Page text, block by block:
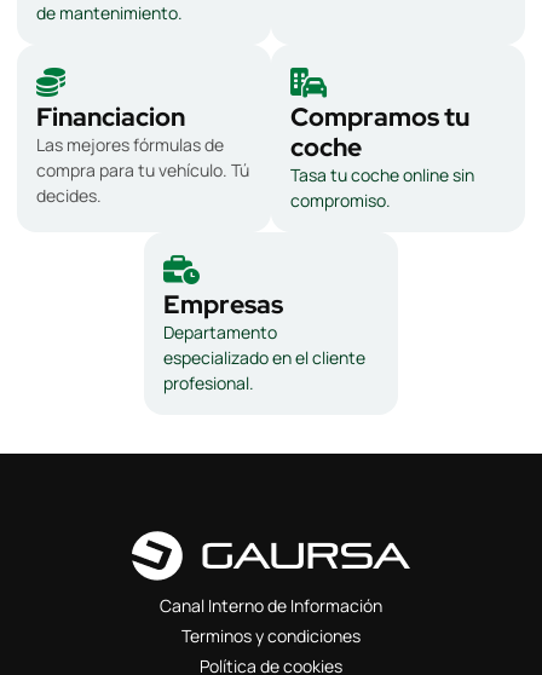
de mantenimiento.
Financiacion
Las mejores fórmulas de
compra para tu vehículo. Tú
decides.
Compramos tu
coche
Tasa tu coche online sin
compromiso.
Empresas
Departamento
especializado en el cliente
profesional.
Canal Interno de Información
Terminos y condiciones
Política de cookies